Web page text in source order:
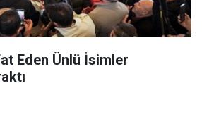
Eden Ünlü İsimler